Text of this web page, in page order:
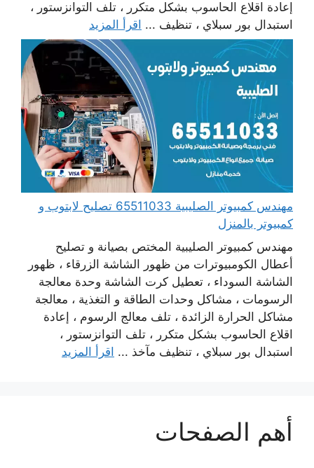
إعادة اقلاع الحاسوب بشكل متكرر ، تلف التوانزستور ،
استبدال بور سبلاي ، تنظيف ... اقرأ المزيد
مهندس كمبيوتر الصليبية 65511033 تصليح لابتوب و
كمبيوتر بالمنزل
مهندس كمبيوتر الصليبية المختص بصيانة و تصليح
أعطال الكومبيوترات من ظهور الشاشة الزرقاء ، ظهور
الشاشة السوداء ، تعطيل كرت الشاشة وحدة معالجة
الرسومات ، مشاكل وحدات الطاقة و التغذية ، معالجة
مشاكل الحرارة الزائدة ، تلف معالج الرسوم ، إعادة
اقلاع الحاسوب بشكل متكرر ، تلف التوانزستور ،
استبدال بور سبلاي ، تنظيف مآخذ ... اقرأ المزيد
أهم الصفحات